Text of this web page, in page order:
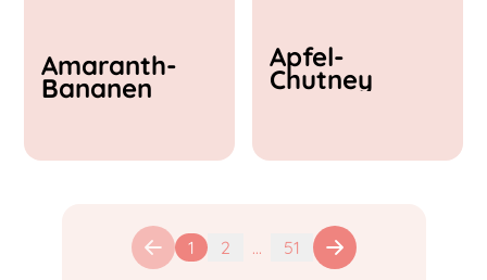
Amaranth-
Bananen
Apfel-
Chutney
1 2 ... 51